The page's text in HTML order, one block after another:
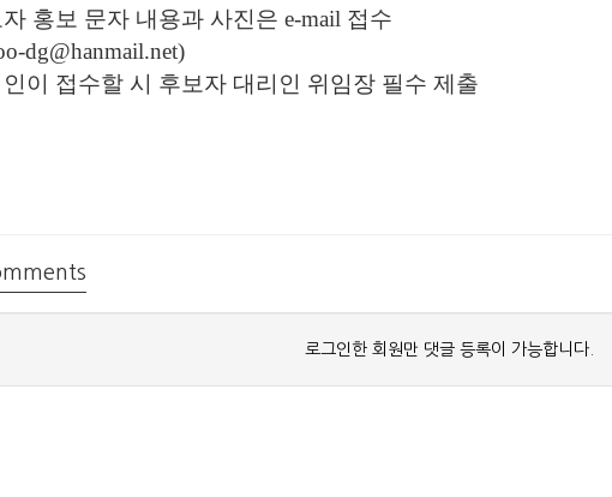
홍보 문자 내용과 사진은 e-mail 접수
dg@hanmail.net)
이 접수할 시 후보자 대리인 위임장 필수 제출
로그인한 회원만 댓글 등록이 가능합니다.